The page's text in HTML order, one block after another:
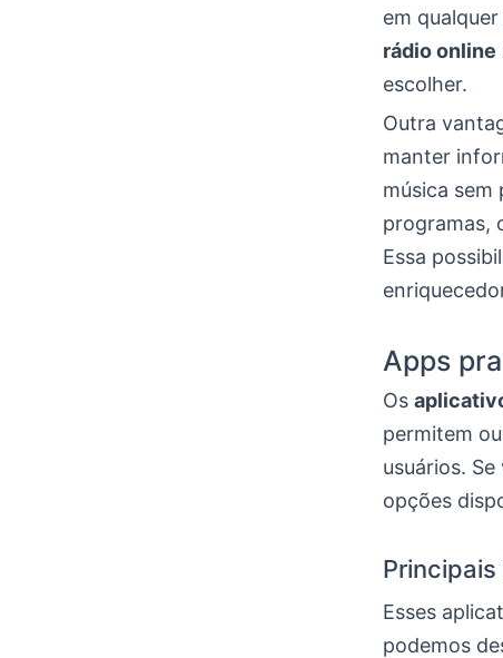
em
rádio online
escolher.
Outra
manter
música sem
programas,
Essa
Apps
Os
permitem
usuários.
opções
Esses
podemos